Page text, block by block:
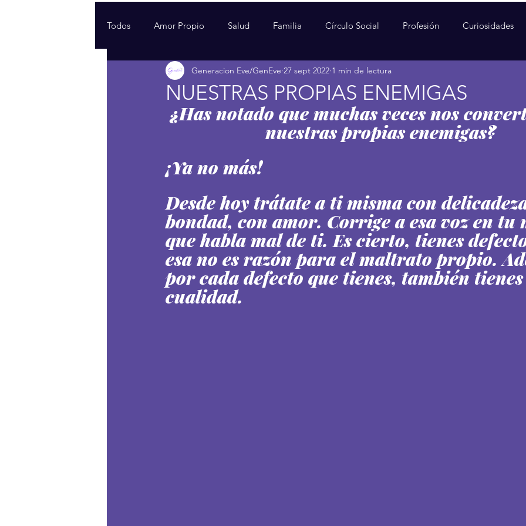
Todos Amor Propio Salud Familia Círculo Social Profesión Curiosidades
NUESTRAS PROPIAS ENEMIGAS
Generacion Eve/GenEve 27 sept 2022 1 min de lectura
¿Has notado que muchas veces nos
nuestras propias enemigas?
¡Ya no más!
Desde hoy trátate a ti misma con
bondad, con amor. Corrige a esa voz en tu
que habla mal de ti. Es cierto, tienes
esa no es razón para el maltrato propio.
por cada defecto que tienes, también
cualidad.